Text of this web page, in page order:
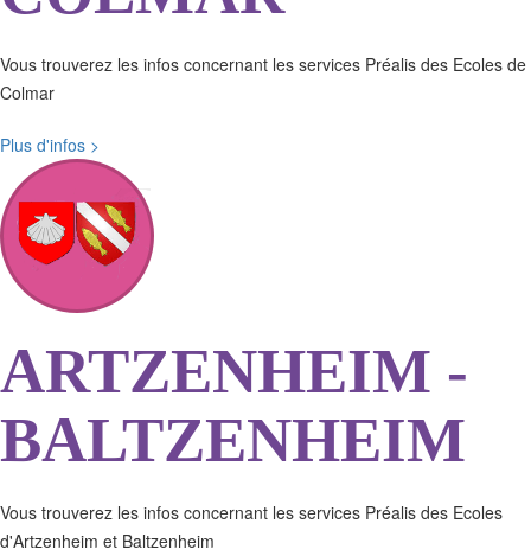
Vous trouverez les infos concernant les services Préalis des Ecoles de
Colmar
Plus d'infos >
ARTZENHEIM -
BALTZENHEIM
Vous trouverez les infos concernant les services Préalis des Ecoles
d'Artzenheim et Baltzenheim